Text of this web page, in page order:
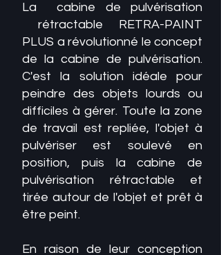
La cabine de pulvérisation
rétractable RETRA-PAINT
PLUS a révolutionné le concept
de la cabine de pulvérisation.
C'est la solution idéale pour
peindre des objets lourds ou
difficiles à gérer. Toute la zone
de travail est repliée, l'objet à
pulvériser est soulevé en
position, puis la cabine de
pulvérisation rétractable et
tirée autour de l'objet et prêt à
être peint.
En raison de leur conception